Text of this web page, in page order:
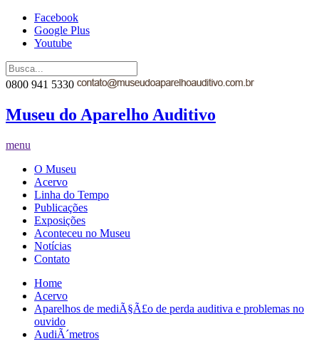
Facebook
Google Plus
Youtube
0800 941 5330
Museu do Aparelho Auditivo
menu
O Museu
Acervo
Linha do Tempo
Publicações
Exposições
Aconteceu no Museu
Notícias
Contato
Home
Acervo
Aparelhos de mediÃ§Ã£o de perda auditiva e problemas no
ouvido
AudiÃ´metros